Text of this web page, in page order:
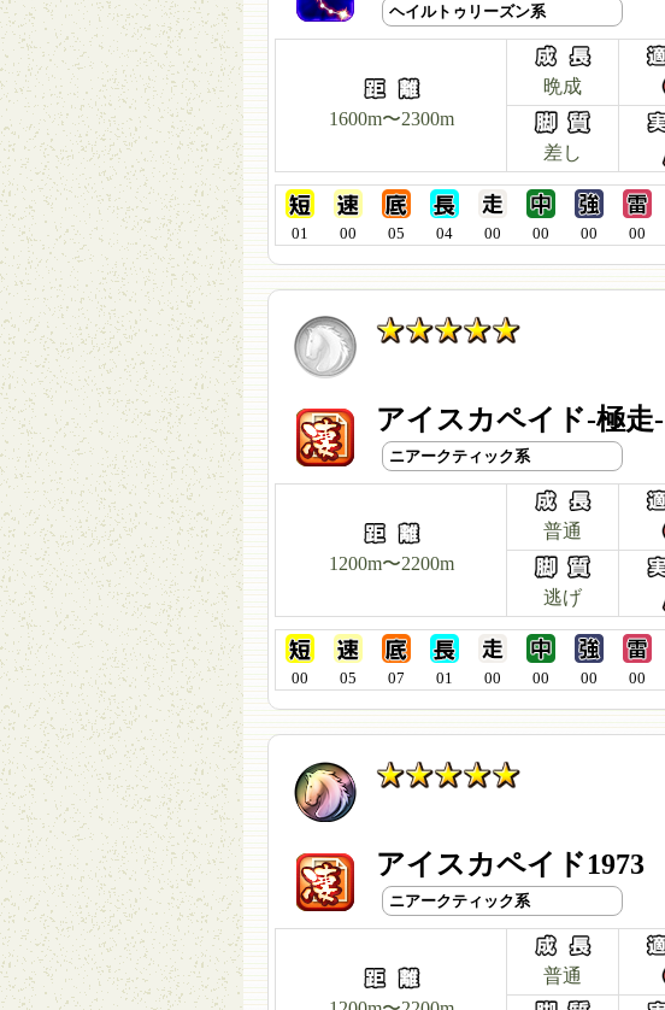
ヘイルトゥリーズン系
1600m〜2300m
晩成
差し
01 00 05 04 00 00 00 00
アイスカペイド-極走-
ニアークティック系
1200m〜2200m
普通
逃げ
00 05 07 01 00 00 00 00
アイスカペイド1973
ニアークティック系
普通